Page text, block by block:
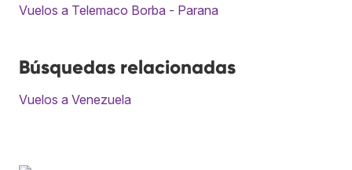
Vuelos a Telemaco Borba - Parana
Búsquedas relacionadas
Vuelos a Venezuela